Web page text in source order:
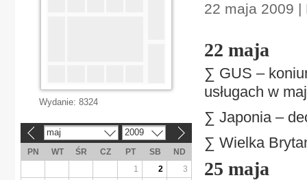
22 maja 2009 |
22 maja
∑ GUS –
usługach w
∑ Japonia –
∑ Wielka
25 maja
Wydanie: 8324
maj 2009
PN WT ŚR CZ PT SB
ND
1
2
3